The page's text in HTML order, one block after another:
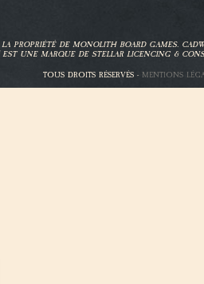
PROPRIÉTÉ DE MONOLITH BOARD GAMES.
UNE MARQUE DE STELLAR LICENCING &
TOUS DROITS RÉSERVÉS - MENTIONS